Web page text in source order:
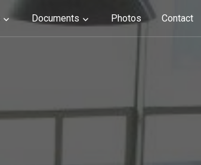
Documents Photos Contact